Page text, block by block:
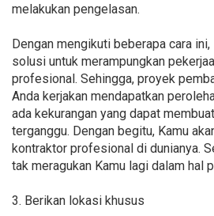
melakukan pengelasan.
Dengan mengikuti beberapa cara
solusi untuk merampungkan
profesional. Sehingga, proyek
Anda kerjakan mendapatkan
ada kekurangan yang dapat
terganggu. Dengan begitu, Kamu
kontraktor profesional di dunianya.
tak meragukan Kamu lagi dalam hal
3. Berikan lokasi khusus